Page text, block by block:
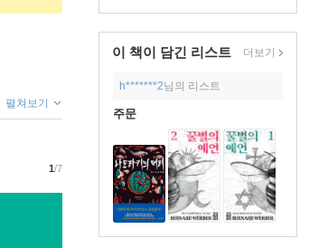
이 책이 담긴 리스트 더보기
h*******2님의 리스트
주문
펼쳐보기
1/7